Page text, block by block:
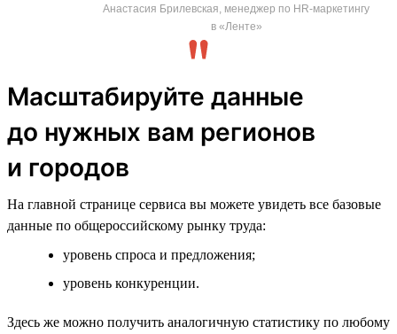
Анастасия Брилевская, менеджер по HR-маркетингу
в «Ленте»
Масштабируйте данные
до нужных вам регионов
и городов
На главной странице сервиса вы можете увидеть все базовые
данные по общероссийскому рынку труда:
уровень спроса и предложения;
уровень конкуренции.
Здесь же можно получить аналогичную статистику по любому